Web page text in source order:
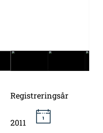
Registreringsår
2011